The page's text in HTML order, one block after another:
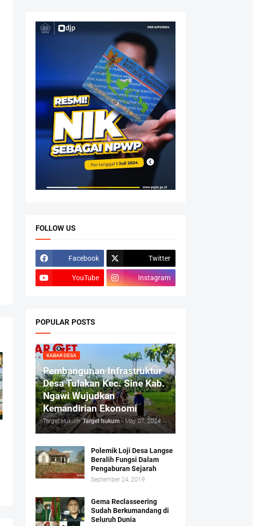
FOLLOW US
Facebook Twitter
YouTube Instagram
POPULAR POSTS
KABAR DESA
Pembangunan Infrastruktur
Desa Tulakan Kec. Sine Kab.
Ngawi Wujudkan
Kemandirian Ekonomi
Target Hukum Target hukum - May 07, 2024
Polemik Loji Desa Langse
Beralih Fungsi Dalam
Pengaburan Sejarah
September 24, 2019
Gema Reclasseering
Sudah Berkumandang di
Seluruh Dunia